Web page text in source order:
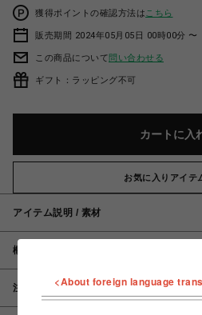
獲得ポイントの確認方法は こちら
販売期間 2024年05月05日 00時00分 〜
この商品について問い合わせる
ギフト：ラッピング不可
カートに入
お気に入りアイテ
アイテム説明 / 素材
概要
注意事項 <About foreign language